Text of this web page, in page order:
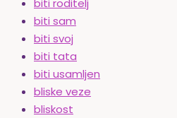
biti roditelj
biti sam
biti svoj
biti tata
biti usamljen
bliske veze
bliskost